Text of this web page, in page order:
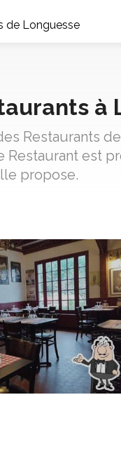
de Longuesse
à
Restaurants
Restaurant est
propose.